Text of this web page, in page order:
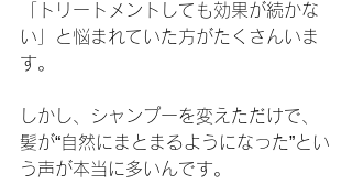
「トリートメントしても効果が続かな
い」と悩まれていた方がたくさんいま
す。
しかし、シャンプーを変えただけで、
髪が“自然にまとまるようになった”とい
う声が本当に多いんです。